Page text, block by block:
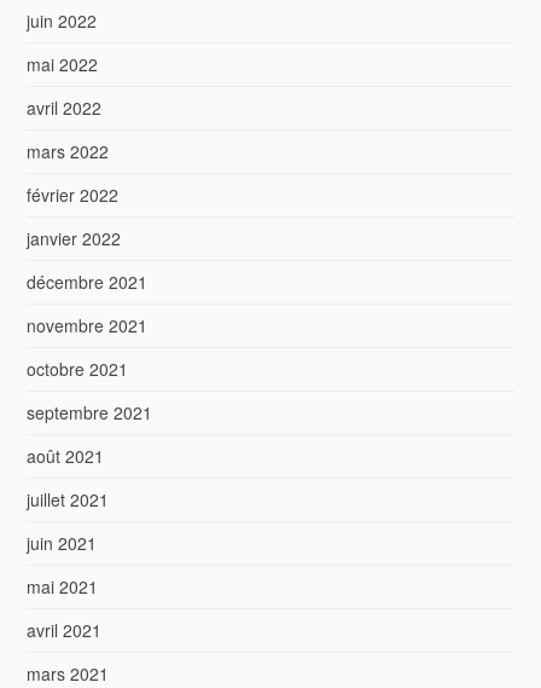
juin 2022
mai 2022
avril 2022
mars 2022
février 2022
janvier 2022
décembre 2021
novembre 2021
octobre 2021
septembre 2021
août 2021
juillet 2021
juin 2021
mai 2021
avril 2021
mars 2021